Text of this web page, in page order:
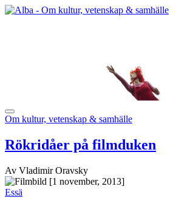
Om kultur, vetenskap & samhälle
Rökridåer på filmduken
Av Vladimir Oravsky
[1 november, 2013]
Essä